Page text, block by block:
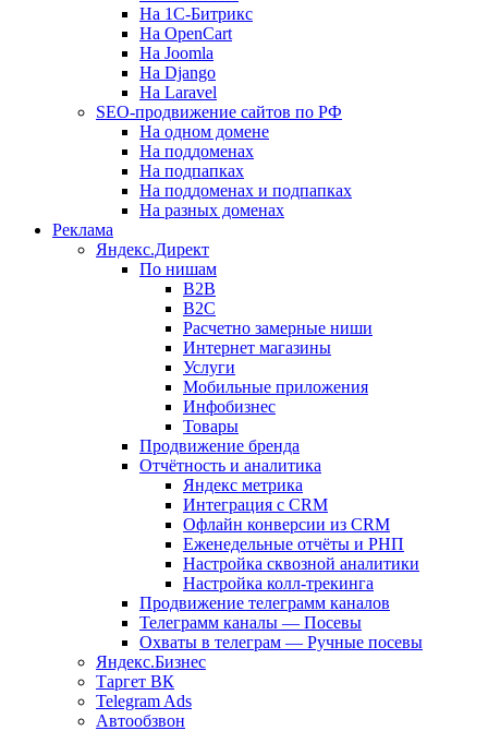
На 1С-Битрикс
На OpenCart
На Joomla
На Django
На Laravel
SEO-продвижение сайтов по РФ
На одном домене
На поддоменах
На подпапках
На поддоменах и подпапках
На разных доменах
Реклама
Яндекс.Директ
По нишам
B2B
B2C
Расчетно замерные ниши
Интернет магазины
Услуги
Мобильные приложения
Инфобизнес
Товары
Продвижение бренда
Отчётность и аналитика
Яндекс метрика
Интеграция с CRM
Офлайн конверсии из CRM
Еженедельные отчёты и РНП
Настройка сквозной аналитики
Настройка колл-трекинга
Продвижение телеграмм каналов
Телеграмм каналы — Посевы
Охваты в телеграм — Ручные посевы
Яндекс.Бизнес
Таргет ВК
Telegram Ads
Автообзвон